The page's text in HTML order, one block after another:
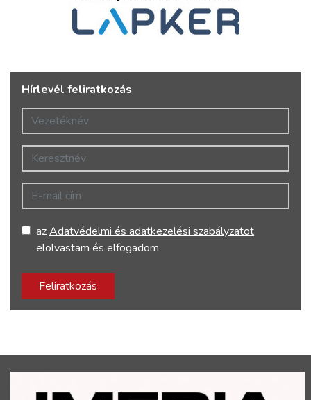
Hírlevél feliratkozás
Vezetéknév
Keresztnév
E-mail cím
azAdatvédelmi és adatkezelési szabályzatot
elolvastam és elfogadom
Feliratkozás